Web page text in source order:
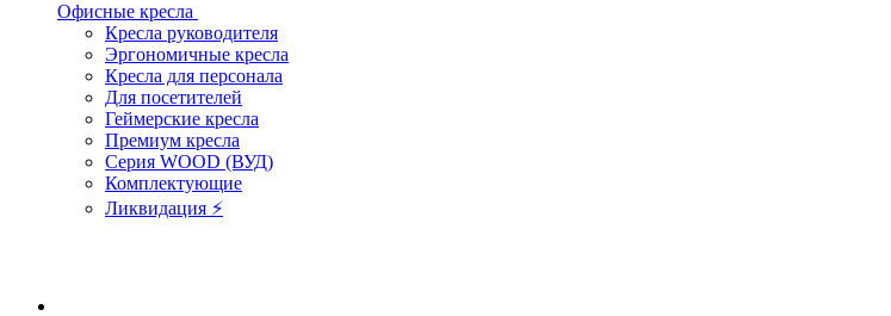
Офисные кресла
Кресла руководителя
Эргономичные кресла
Кресла для персонала
Для посетителей
Геймерские кресла
Премиум кресла
Серия WOOD (ВУД)
Комплектующие
Ликвидация ⚡